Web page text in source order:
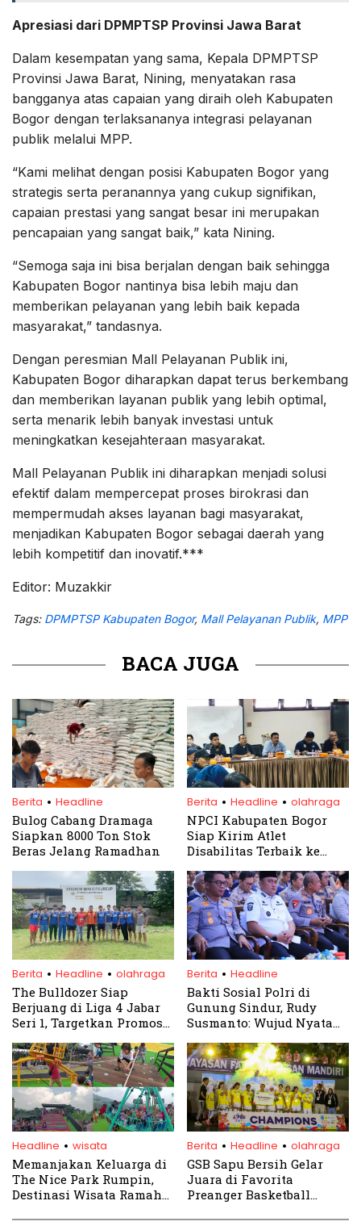
Apresiasi dari DPMPTSP Provinsi Jawa Barat
Dalam kesempatan yang sama, Kepala DPMPTSP
Provinsi Jawa Barat, Nining, menyatakan rasa
bangganya atas capaian yang diraih oleh Kabupaten
Bogor dengan terlaksananya integrasi pelayanan
publik melalui MPP.
“Kami melihat dengan posisi Kabupaten Bogor yang
strategis serta peranannya yang cukup signifikan,
capaian prestasi yang sangat besar ini merupakan
pencapaian yang sangat baik,” kata Nining.
“Semoga saja ini bisa berjalan dengan baik sehingga
Kabupaten Bogor nantinya bisa lebih maju dan
memberikan pelayanan yang lebih baik kepada
masyarakat,” tandasnya.
Dengan peresmian Mall Pelayanan Publik ini,
Kabupaten Bogor diharapkan dapat terus berkembang
dan memberikan layanan publik yang lebih optimal,
serta menarik lebih banyak investasi untuk
meningkatkan kesejahteraan masyarakat.
Mall Pelayanan Publik ini diharapkan menjadi solusi
efektif dalam mempercepat proses birokrasi dan
mempermudah akses layanan bagi masyarakat,
menjadikan Kabupaten Bogor sebagai daerah yang
lebih kompetitif dan inovatif.***
Editor: Muzakkir
Tags: DPMPTSP Kabupaten Bogor, Mall Pelayanan Publik, MPP
BACA JUGA
Berita . Headline
Bulog Cabang Dramaga
Siapkan 8000 Ton Stok
Beras Jelang Ramadhan
Berita . Headline . olahraga
NPCI Kabupaten Bogor
Siap Kirim Atlet
Disabilitas Terbaik ke
‘Mendobrak Batas’ 2025
Berita . Headline . olahraga
The Bulldozer Siap
Berjuang di Liga 4 Jabar
Seri 1, Targetkan Promosi
Berita . Headline
Bakti Sosial Polri di
Gunung Sindur, Rudy
Susmanto: Wujud Nyata
Headline . wisata
Memanjakan Keluarga di
The Nice Park Rumpin,
Destinasi Wisata Ramah
Berita . Headline . olahraga
GSB Sapu Bersih Gelar
Juara di Favorita
Preanger Basketball